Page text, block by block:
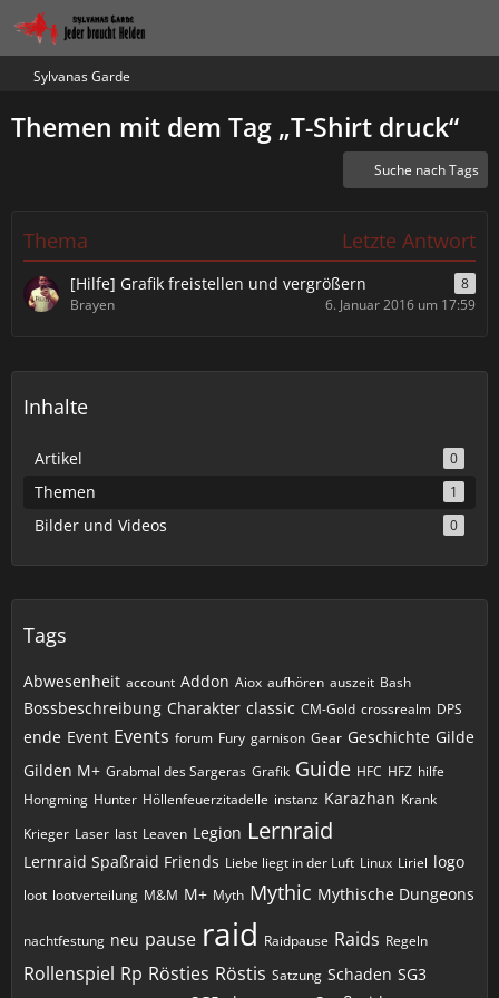
Sylvanas Garde
Themen mit dem Tag „T-Shirt druck“
Suche nach Tags
Thema Letzte Antwort
[Hilfe] Grafik freistellen und vergrößern
8
Brayen
6. Januar 2016 um 17:59
Inhalte
Artikel 0
Themen 1
Bilder und Videos 0
Tags
Abwesenheit account Addon Aiox aufhören auszeit Bash
Bossbeschreibung Charakter classic CM-Gold crossrealm DPS
ende Event Events forum Fury garnison Gear Geschichte Gilde
Gilden M+ Grabmal des Sargeras Grafik Guide HFC HFZ hilfe
Hongming Hunter Höllenfeuerzitadelle instanz Karazhan Krank
Krieger Laser last Leaven Legion Lernraid
Lernraid Spaßraid Friends Liebe liegt in der Luft Linux Liriel logo
loot lootverteilung M&M M+ Myth Mythic Mythische Dungeons
nachtfestung neu pause raid Raidpause Raids Regeln
Rollenspiel Rp Rösties Röstis Satzung Schaden SG3